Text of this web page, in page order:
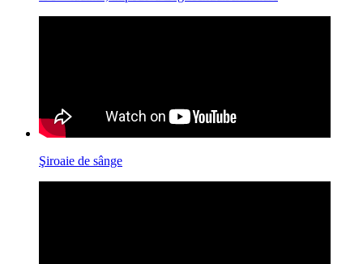
Şiroaie de sânge